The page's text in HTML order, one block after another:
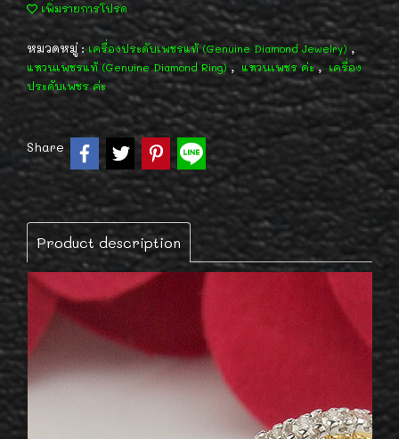
เพิ่มรายการโปรด
หมวดหมู่ :เครื่องประดับเพชรแท้ (Genuine Diamond Jewelry) ,
แหวนเพชรแท้ (Genuine Diamond Ring) , แหวนเพชร ค่ะ, เครื่อง
ประดับเพชร ค่ะ
Share
Product description